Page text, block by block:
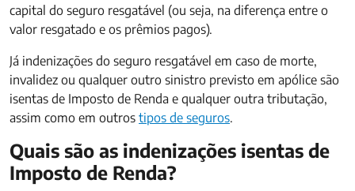
capital do seguro resgatável (ou seja, na diferença entre o
valor resgatado e os prêmios pagos).
Já indenizações do seguro resgatável em caso de morte,
invalidez ou qualquer outro sinistro previsto em apólice são
isentas de Imposto de Renda e qualquer outra tributação,
assim como em outros tipos de seguros.
Quais são as indenizações isentas de
Imposto de Renda?